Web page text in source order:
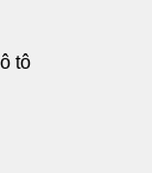
tô